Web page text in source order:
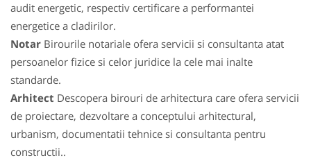
audit energetic, respectiv certificare a performantei
energetice a cladirilor.
Notar Birourile notariale ofera servicii si consultanta atat
persoanelor fizice si celor juridice la cele mai inalte
standarde.
Arhitect Descopera birouri de arhitectura care ofera servicii
de proiectare, dezvoltare a conceptului arhitectural,
urbanism, documentatii tehnice si consultanta pentru
constructii..